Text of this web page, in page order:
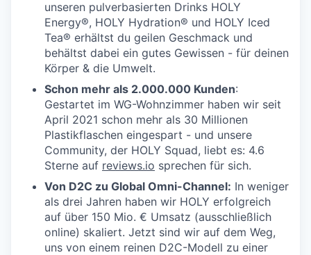
unseren pulverbasierten Drinks HOLY
Energy®, HOLY Hydration® und HOLY Iced
Tea® erhältst du geilen Geschmack und
behältst dabei ein gutes Gewissen - für deinen
Körper & die Umwelt.
Schon mehr als 2.000.000 Kunden:
Gestartet im WG-Wohnzimmer haben wir seit
April 2021 schon mehr als 30 Millionen
Plastikflaschen eingespart - und unsere
Community, der HOLY Squad, liebt es: 4.6
Sterne auf reviews.io sprechen für sich.
Von D2C zu Global Omni-Channel: In weniger
als drei Jahren haben wir HOLY erfolgreich
auf über 150 Mio. € Umsatz (ausschließlich
online) skaliert. Jetzt sind wir auf dem Weg,
uns von einem reinen D2C-Modell zu einer